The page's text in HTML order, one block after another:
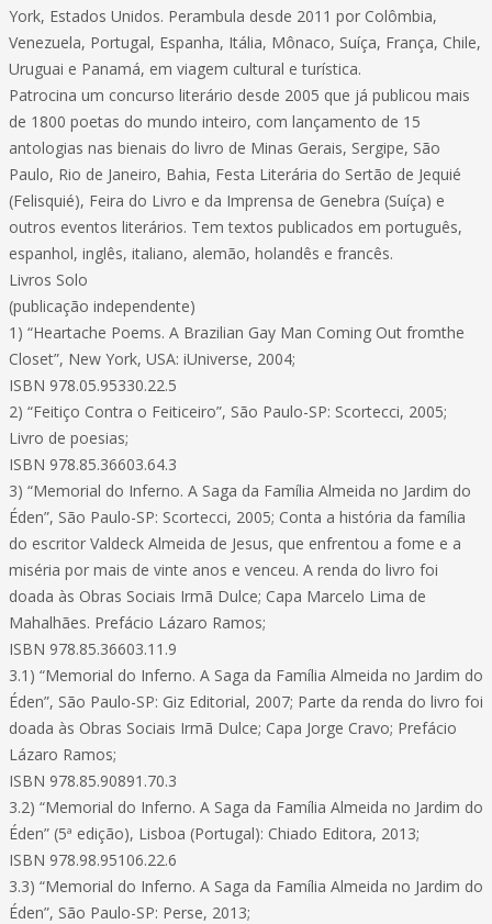
York, Estados Unidos. Perambula desde 2011 por Colômbia,
Venezuela, Portugal, Espanha, Itália, Mônaco, Suíça, França, Chile,
Uruguai e Panamá, em viagem cultural e turística.
Patrocina um concurso literário desde 2005 que já publicou mais
de 1800 poetas do mundo inteiro, com lançamento de 15
antologias nas bienais do livro de Minas Gerais, Sergipe, São
Paulo, Rio de Janeiro, Bahia, Festa Literária do Sertão de Jequié
(Felisquié), Feira do Livro e da Imprensa de Genebra (Suíça) e
outros eventos literários. Tem textos publicados em português,
espanhol, inglês, italiano, alemão, holandês e francês.
Livros Solo
(publicação independente)
1) “Heartache Poems. A Brazilian Gay Man Coming Out fromthe
Closet”, New York, USA: iUniverse, 2004;
ISBN 978.05.95330.22.5
2) “Feitiço Contra o Feiticeiro”, São Paulo-SP: Scortecci, 2005;
Livro de poesias;
ISBN 978.85.36603.64.3
3) “Memorial do Inferno. A Saga da Família Almeida no Jardim do
Éden”, São Paulo-SP: Scortecci, 2005; Conta a história da família
do escritor Valdeck Almeida de Jesus, que enfrentou a fome e a
miséria por mais de vinte anos e venceu. A renda do livro foi
doada às Obras Sociais Irmã Dulce; Capa Marcelo Lima de
Mahalhães. Prefácio Lázaro Ramos;
ISBN 978.85.36603.11.9
3.1) “Memorial do Inferno. A Saga da Família Almeida no Jardim do
Éden”, São Paulo-SP: Giz Editorial, 2007; Parte da renda do livro foi
doada às Obras Sociais Irmã Dulce; Capa Jorge Cravo; Prefácio
Lázaro Ramos;
ISBN 978.85.90891.70.3
3.2) “Memorial do Inferno. A Saga da Família Almeida no Jardim do
Éden” (5ª edição), Lisboa (Portugal): Chiado Editora, 2013;
ISBN 978.98.95106.22.6
3.3) “Memorial do Inferno. A Saga da Família Almeida no Jardim do
Éden”, São Paulo-SP: Perse, 2013;